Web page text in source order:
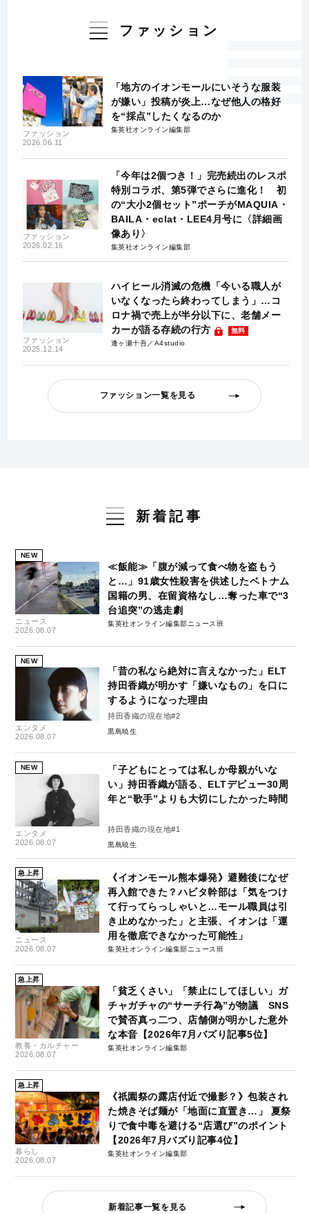
ファッション
ファッション
2026.06.11
「地方のイオンモールにいそうな服装
が嫌い」投稿が炎上…なぜ他人の格好
を“採点”したくなるのか
集英社オンライン編集部
ファッション
2026.02.16
「今年は2個つき！」完売続出のレスポ
特別コラボ、第5弾でさらに進化！ 初
の“大小2個セット”ポーチがMAQUIA・
BAILA・eclat・LEE4月号に〈詳細画
像あり〉
集英社オンライン編集部
ファッション
2025.12.14
ハイヒール消滅の危機「今いる職人が
いなくなったら終わってしまう」…コ
ロナ禍で売上が半分以下に、老舗メー
カーが語る存続の行方
無料
逢ヶ瀬十吾／A4studio
ファッション一覧を見る
新着記事
NEW
ニュース
2026.08.07
≪飯能≫「腹が減って食べ物を盗もう
と…」91歳女性殺害を供述したベトナム
国籍の男、在留資格なし…奪った車で“3
台追突”の逃走劇
集英社オンライン編集部ニュース班
NEW
エンタメ
2026.08.07
「昔の私なら絶対に言えなかった」ELT
持田香織が明かす「嫌いなもの」を口に
するようになった理由
持田香織の現在地#2
黒島暁生
NEW
エンタメ
2026.08.07
「子どもにとっては私しか母親がいな
い」持田香織が語る、ELTデビュー30周
年と“歌手”よりも大切にしたかった時間
持田香織の現在地#1
黒島暁生
急上昇
ニュース
2026.08.07
《イオンモール熊本爆発》避難後になぜ
再入館できた？ハビタ幹部は「気をつけ
て行ってらっしゃいと…モール職員は引
き止めなかった」と主張、イオンは「運
用を徹底できなかった可能性」
集英社オンライン編集部ニュース班
急上昇
教養・カルチャー
2026.08.07
「貧乏くさい」「禁止にしてほしい」ガ
チャガチャの“サーチ行為”が物議 SNS
で賛否真っ二つ、店舗側が明かした意外
な本音【2026年7月バズり記事5位】
集英社オンライン編集部
急上昇
暮らし
2026.08.07
《祇園祭の露店付近で撮影？》包装され
た焼きそば麺が「地面に直置き…」 夏祭
りで食中毒を避ける“店選び”のポイント
【2026年7月バズり記事4位】
集英社オンライン編集部
新着記事一覧を見る